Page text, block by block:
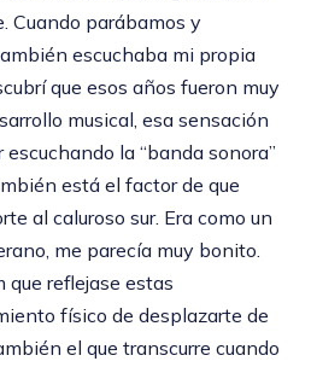
Cuando parábamos y
escuchaba mi propia
que esos años fueron muy
musical, esa sensación
la “banda sonora”
está el factor de que
al caluroso sur. Era como un
me parecía muy bonito.
que reflejase estas
físico de desplazarte de
el que transcurre cuando